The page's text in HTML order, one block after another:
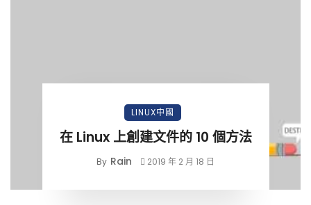
LINUX中國
在 Linux 上創建文件的 10 個方法
By Rain 2019 年 2 月 18 日